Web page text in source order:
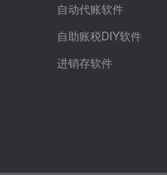
自动代账软件
自助账税DIY软件
进销存软件